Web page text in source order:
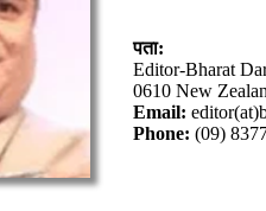
पता:
Editor-Bharat
0610 New
Email:
Phone: (09)